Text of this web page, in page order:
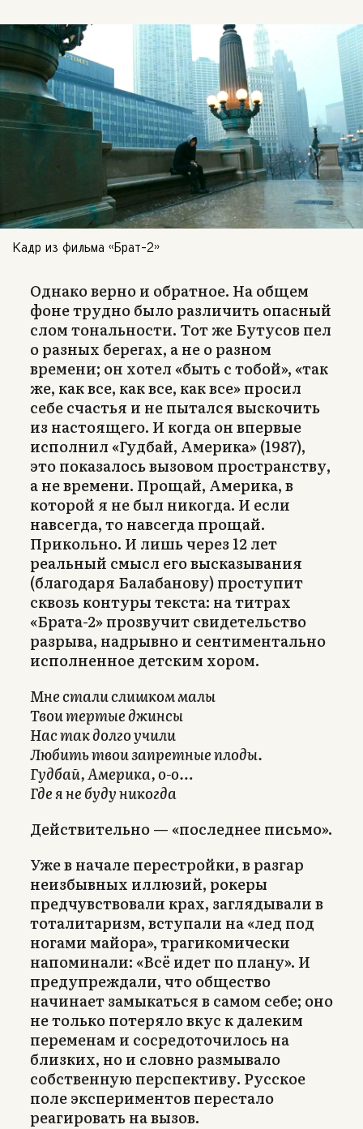
Кадр из фильма «Брат-2»
Однако верно и обратное. На общем
фоне трудно было различить опасный
слом тональности. Тот же Бутусов пел
о разных берегах, а не о разном
времени; он хотел «быть с тобой», «так
же, как все, как все, как все» просил
себе счастья и не пытался выскочить
из настоящего. И когда он впервые
исполнил «Гудбай, Америка» (1987),
это показалось вызовом пространству,
а не времени. Прощай, Америка, в
которой я не был никогда. И если
навсегда, то навсегда прощай.
Прикольно. И лишь через 12 лет
реальный смысл его высказывания
(благодаря Балабанову) проступит
сквозь контуры текста: на титрах
«Брата-2» прозвучит свидетельство
разрыва, надрывно и сентиментально
исполненное детским хором.
Мне стали слишком малы
Твои тертые джинсы
Нас так долго учили
Любить твои запретные плоды.
Гудбай, Америка, о-о…
Где я не буду никогда
Действительно — «последнее письмо».
Уже в начале перестройки, в разгар
неизбывных иллюзий, рокеры
предчувствовали крах, заглядывали в
тоталитаризм, вступали на «лед под
ногами майора», трагикомически
напоминали: «Всё идет по плану». И
предупреждали, что общество
начинает замыкаться в самом себе; оно
не только потеряло вкус к далеким
переменам и сосредоточилось на
близких, но и словно размывало
собственную перспективу. Русское
поле экспериментов перестало
реагировать на вызов.